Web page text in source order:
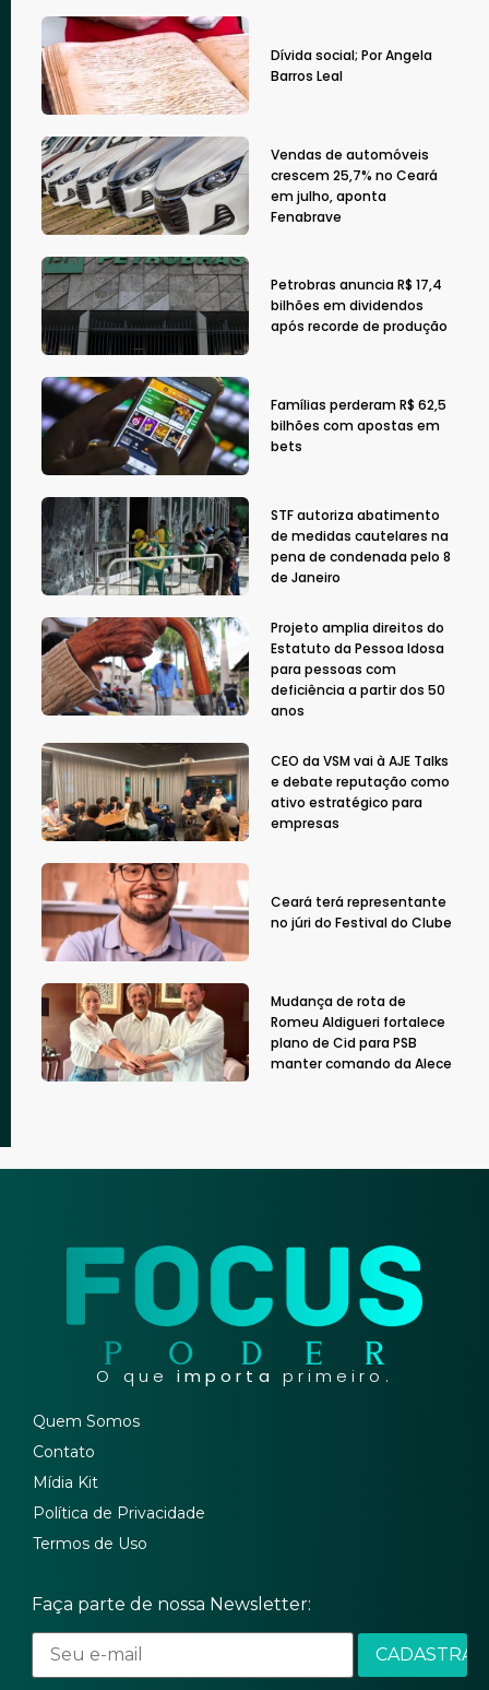
Dívida social; Por Angela
Barros Leal
Vendas de automóveis
crescem 25,7% no Ceará
em julho, aponta
Fenabrave
Petrobras anuncia R$ 17,4
bilhões em dividendos
após recorde de produção
Famílias perderam R$ 62,5
bilhões com apostas em
bets
STF autoriza abatimento
de medidas cautelares na
pena de condenada pelo 8
de Janeiro
Projeto amplia direitos do
Estatuto da Pessoa Idosa
para pessoas com
deficiência a partir dos 50
anos
CEO da VSM vai à AJE Talks
e debate reputação como
ativo estratégico para
empresas
Ceará terá representante
no júri do Festival do Clube
Mudança de rota de
Romeu Aldigueri fortalece
plano de Cid para PSB
manter comando da Alece
O que importa primeiro.
Quem Somos
Contato
Mídia Kit
Política de Privacidade
Termos de Uso
Faça parte de nossa Newsletter: